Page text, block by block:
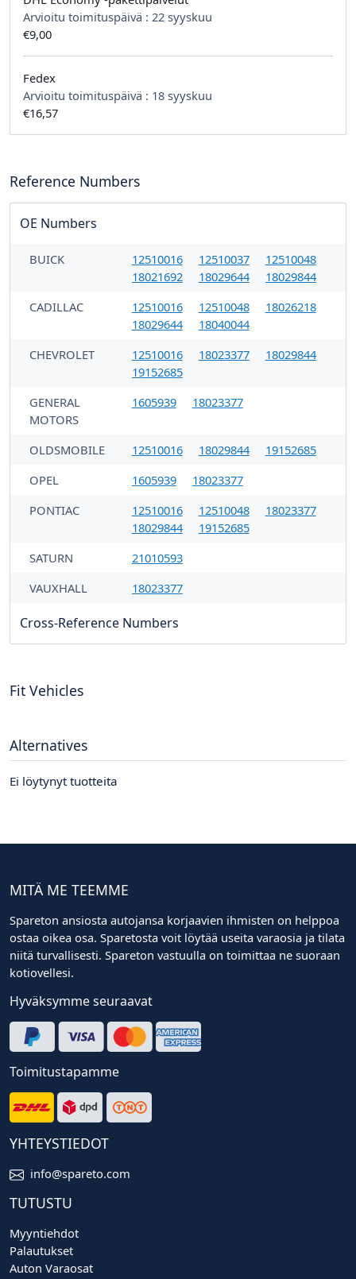
Arvioitu toimituspäivä : 22 syyskuu
€9,00
Fedex
Arvioitu toimituspäivä : 18 syyskuu
€16,57
Reference Numbers
OE Numbers
BUICK 12510016 12510037
12510048
18021692
18029644
18029844
CADILLAC
12510016 12510048
18026218
18029644
18040044
CHEVROLET
12510016 18023377
18029844
19152685
GENERAL
MOTORS
1605939 18023377
OLDSMOBILE 12510016 18029844
19152685
OPEL
1605939
18023377
PONTIAC
12510016 12510048
18023377
18029844
19152685
SATURN
21010593
VAUXHALL
18023377
Cross-Reference Numbers
Fit Vehicles
Alternatives
Ei löytynyt tuotteita
MITÄ ME TEEMME
Spareton ansiosta autojansa korjaavien ihmisten on helppoa
ostaa oikea osa. Sparetosta voit löytää useita varaosia ja tilata
niitä turvallisesti. Spareton vastuulla on toimittaa ne suoraan
kotiovellesi.
Hyväksymme seuraavat
Toimitustapamme
YHTEYSTIEDOT
info@spareto.com
TUTUSTU
Myyntiehdot
Palautukset
Auton Varaosat